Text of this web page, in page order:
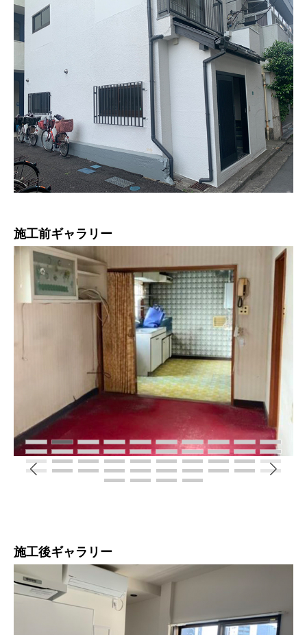
施工前ギャラリー
施工後ギャラリー